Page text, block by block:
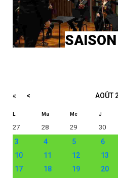
« < AOÛT
Ma Me J
27 28 29 30
3
4 5 6
10
11 12 13
17
18 19 20